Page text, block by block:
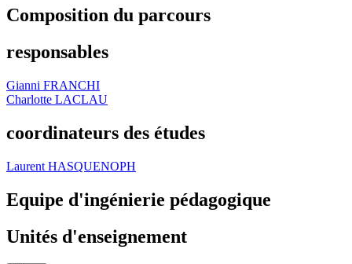
Composition du parcours
responsables
Gianni FRANCHI
Charlotte LACLAU
coordinateurs des études
Laurent HASQUENOPH
Equipe d'ingénierie pédagogique
Unités d'enseignement